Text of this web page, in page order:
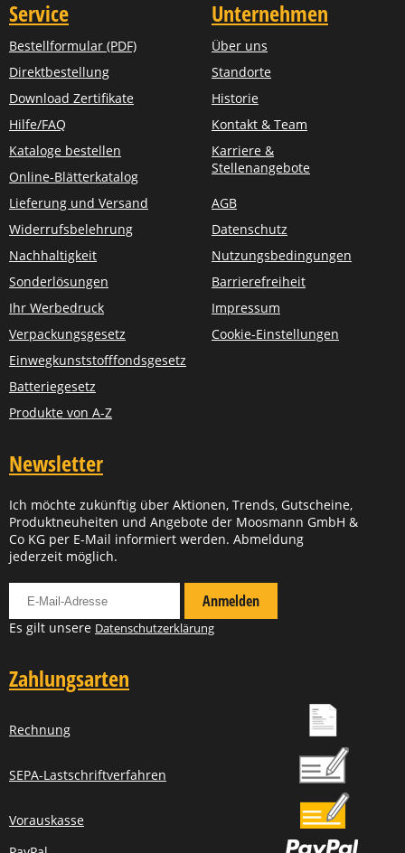
Service
Bestellformular (PDF)
Direktbestellung
Download Zertifikate
Hilfe/FAQ
Kataloge bestellen
Online-Blätterkatalog
Lieferung und Versand
Widerrufsbelehrung
Nachhaltigkeit
Sonderlösungen
Ihr Werbedruck
Verpackungsgesetz
Einwegkunststofffondsgesetz
Batteriegesetz
Produkte von A-Z
Unternehmen
Über uns
Standorte
Historie
Kontakt & Team
Karriere &
Stellenangebote
AGB
Datenschutz
Nutzungsbedingungen
Barrierefreiheit
Impressum
Cookie-Einstellungen
Newsletter
Ich möchte zukünftig über Aktionen, Trends, Gutscheine,
Produktneuheiten und Angebote der Moosmann GmbH &
Co KG per E-Mail informiert werden. Abmeldung
jederzeit möglich.
Anmelden
Es gilt unsere Datenschutzerklärung
Zahlungsarten
Rechnung
SEPA-Lastschriftverfahren
Vorauskasse